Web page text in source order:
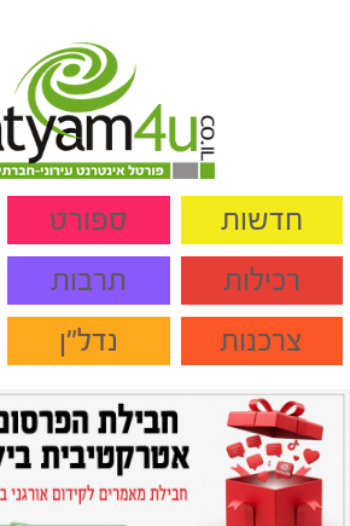
חדשות ספורט
רכילות
תרבות
צרכנות
נדל"ן